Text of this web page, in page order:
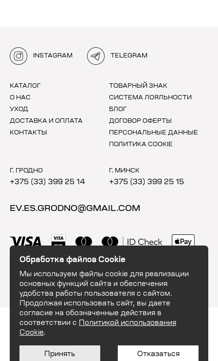
INSTAGRAM TELEGRAM
КАТАЛОГ
О НАС
УХОД
ДОСТАВКА И ОПЛАТА
КОНТАКТЫ
ТОВАРНЫЙ ЗНАК
СИСТЕМА ЛОЯЛЬНОСТИ
БЛОГ
ДОГОВОР ОФЕРТЫ
ПЕРСОНАЛЬНЫЕ ДАННЫЕ
ПОЛИТИКА COOKIE
Г. ГРОДНО
+375 (33) 399 25 14
Г. МИНСК
+375 (33) 399 25 15
EV.ES.GRODNO@GMAIL.COM
ООО "ЕвэндЕс". УНП 591035684. 230003, Республика Беларусь, г. Гродно,
шоссе Озёрское 16. Свидетельство о государственной регистрации
№591035684, выдано Гродненским городским исполнительным
реестре Республики Беларусь 26.02.2024 №574959.
© 2026 ООО "ЕвэндЕс"
Обработка файлов Cookie
Мы используем файлы cookie для реализации
основных функций сайта и обеспечения
удобства работы пользователя с сайтом.
Продолжая использовать сайт, вы даете
согласие на обозначенные действия в
соответствии с Политикой использования
Cookie.
Принять Отказаться